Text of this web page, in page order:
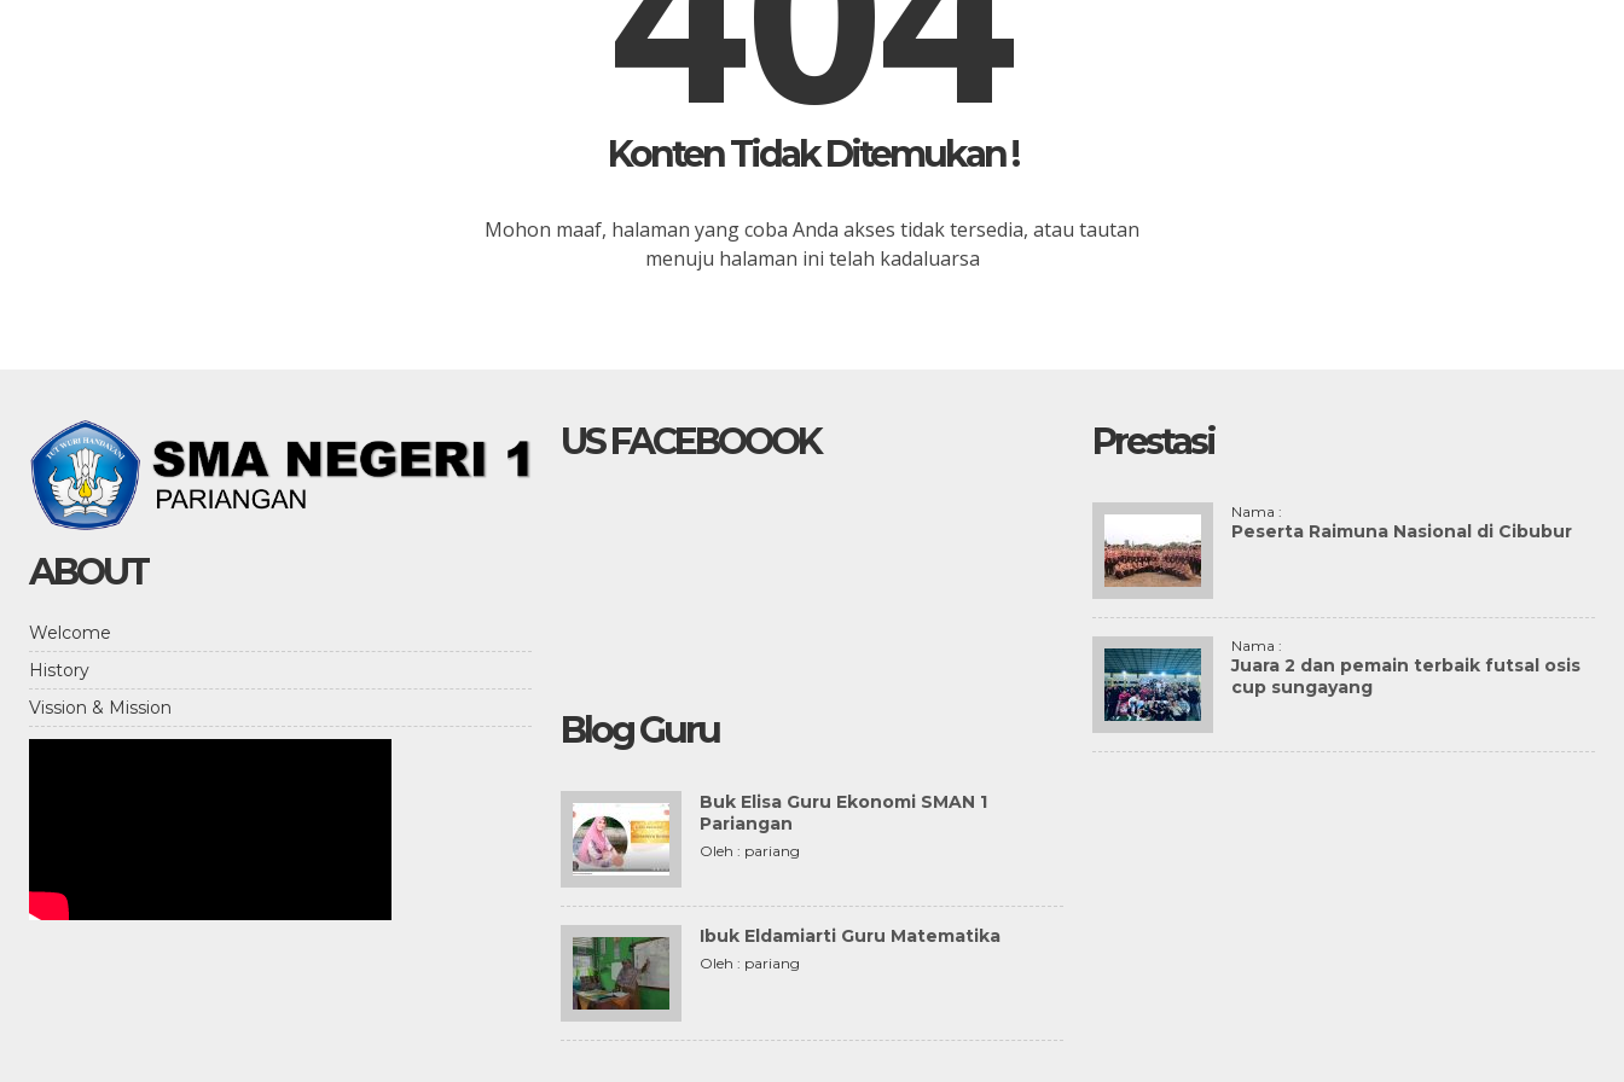
Konten Tidak Ditemukan !
Mohon maaf, halaman yang coba Anda akses tidak tersedia, atau tautan
menuju halaman ini telah kadaluarsa
ABOUT
Welcome
History
Vission & Mission
US FACEBOOOK
Blog Guru
Buk Elisa Guru Ekonomi SMAN 1
Pariangan
Oleh : pariang
Ibuk Eldamiarti Guru Matematika
Oleh : pariang
Prestasi
Nama :
Peserta Raimuna Nasional di Cibubur
Nama :
Juara 2 dan pemain terbaik futsal osis
cup sungayang